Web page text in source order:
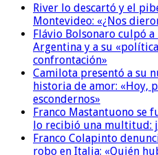
River lo descartó y el
Montevideo: «¿Nos
Flávio Bolsonaro culpó
Argentina y a su
confrontación»
Camilota presentó a su
historia de amor: «Hoy,
escondernos»
Franco Mastantuono se
lo recibió una multitud:
Franco Colapinto
robo en Italia: «Quién